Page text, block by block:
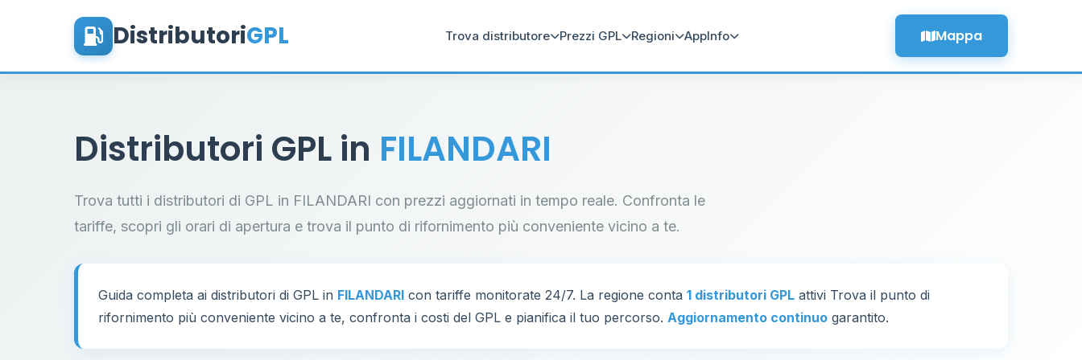
DistributoriGPL Trova distributore Prezzi GPL Regioni AppInfo Mappa
Distributori GPL in FILANDARI
Trova tutti i distributori di GPL in FILANDARI con prezzi aggiornati in tempo reale. Confronta le
tariffe, scopri gli orari di apertura e trova il punto di rifornimento più conveniente vicino a te.
Guida completa ai distributori di GPL in FILANDARI con tariffe monitorate 24/7. La regione conta 1 distributori GPL attivi Trova il punto di
rifornimento più conveniente vicino a te, confronta i costi del GPL e pianifica il tuo percorso. Aggiornamento continuo garantito.
32